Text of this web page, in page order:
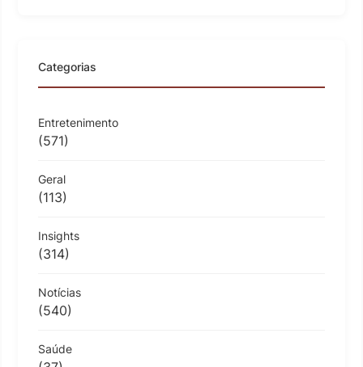
Categorias
Entretenimento
(571)
Geral
(113)
Insights
(314)
Notícias
(540)
Saúde